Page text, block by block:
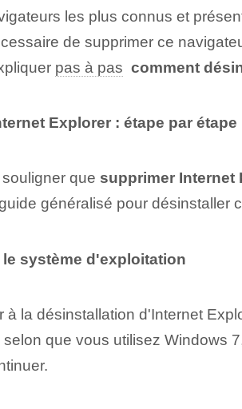
les plus connus et
de supprimer ce
pas à pas comment
Explorer : étape par étape
que supprimer‌ Internet
généralisé ‌pour⁤ désinstaller
le système d'exploitation
la désinstallation d'Internet
que vous utilisez Windows